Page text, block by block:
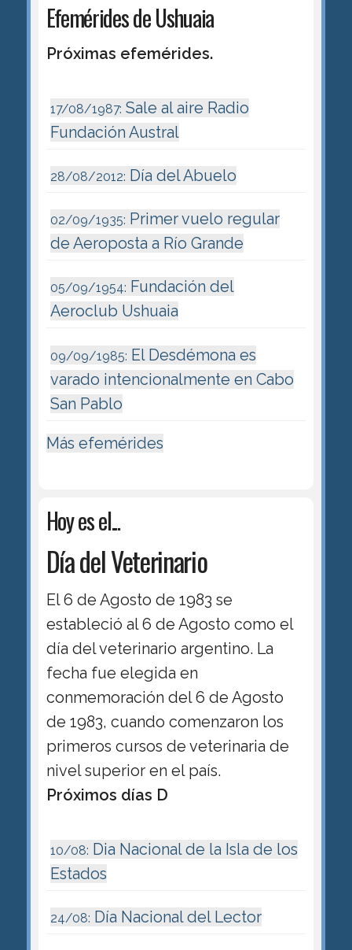
Efemérides de Ushuaia
Próximas efemérides.
17/08/1987: Sale al aire Radio
Fundación Austral
28/08/2012: Día del Abuelo
02/09/1935: Primer vuelo regular
de Aeroposta a Río Grande
05/09/1954: Fundación del
Aeroclub Ushuaia
09/09/1985: El Desdémona es
varado intencionalmente en Cabo
San Pablo
Más efemérides
Hoy es el...
Día del Veterinario
El 6 de Agosto de 1983 se
estableció al 6 de Agosto como el
día del veterinario argentino. La
fecha fue elegida en
conmemoración del 6 de Agosto
de 1983, cuando comenzaron los
primeros cursos de veterinaria de
nivel superior en el país.
Próximos días D
10/08: Dia Nacional de la Isla de los
Estados
24/08: Día Nacional del Lector